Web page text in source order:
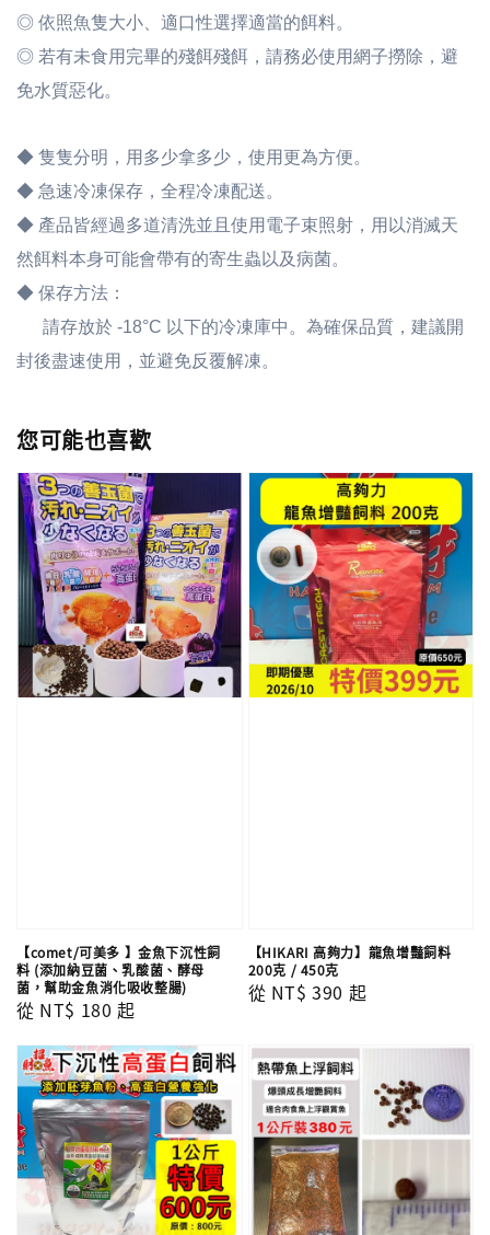
◎ 依照魚隻大小、適口性選擇適當的餌料。
◎ 若有未食用完畢的殘餌殘餌，請務必使用網子撈除，避
免水質惡化。
◆ 隻隻分明，用多少拿多少，使用更為方便。
◆ 急速冷凍保存，全程冷凍配送。
◆ 產品皆經過多道清洗並且使用電子束照射，用以消滅天
然餌料本身可能會帶有的寄生蟲以及病菌。
◆ 保存方法：
請存放於 -18°C 以下的冷凍庫中。為確保品質，建議開
封後盡速使用，並避免反覆解凍。
您可能也喜歡
【comet/可美多 】金魚下沉性飼
料 (添加納豆菌、乳酸菌、酵母
菌，幫助金魚消化吸收整腸)
Regular
從 NT$ 180 起
【HIKARI 高夠力】龍魚增豔飼料
200克 / 450克
Regular
從 NT$ 390 起